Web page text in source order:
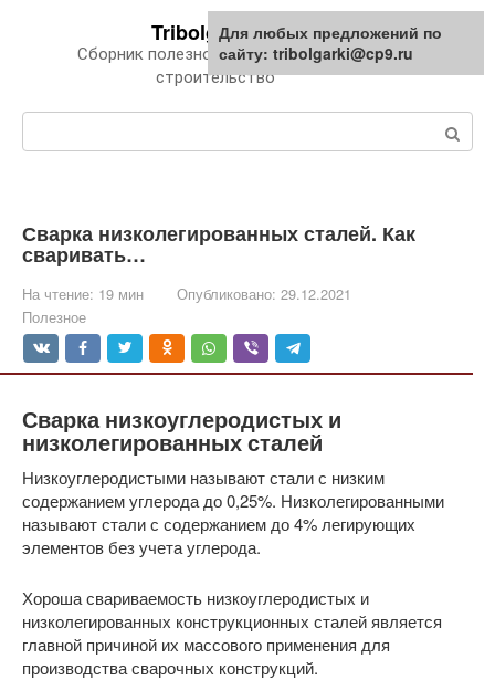
Tribolgarki.ru
Сборник полезной информации про
строительство
Сварка низколегированных сталей. Как
сваривать…
На чтение: 19 мин Опубликовано: 29.12.2021
Полезное
Сварка низкоуглеродистых и
низколегированных сталей
Низкоуглеродистыми называют стали с низким
содержанием углерода до 0,25%. Низколегированными
называют стали с содержанием до 4% легирующих
элементов без учета углерода.
Хороша свариваемость низкоуглеродистых и
низколегированных конструкционных сталей является
главной причиной их массового применения для
производства сварочных конструкций.
Для любых предложений по
сайту: tribolgarki@cp9.ru